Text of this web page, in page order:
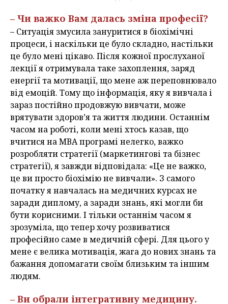
– Чи важко Вам далась зміна професії?
– Ситуація змусила зануритися в біохімічні
процеси, і наскільки це було складно, настільки
це було мені цікаво. Після кожної прослуханої
лекції я отримувала таке захоплення, заряд
енергії та мотивації, що мене аж переповнювало
від емоцій. Тому що інформація, яку я вивчала і
зараз постійно продовжую вивчати, може
врятувати здоров’я та життя людини. Останнім
часом на роботі, коли мені хтось казав, що
вчитися на МВА програмі нелегко, важко
розробляти стратегії (маркетингові та бізнес
стратегії), я завжди відповідала: «Це не важко,
це ви просто біохімію не вивчали». З самого
початку я навчалась на медичних курсах не
заради диплому, а заради знань, які могли би
бути корисними. І тільки останнім часом я
зрозуміла, що тепер хочу розвиватися
професійно саме в медичній сфері. Для цього у
мене є велика мотивація, жага до нових знань та
бажання допомагати своїм близьким та іншим
людям.
– Ви обрали інтегративну медицину.